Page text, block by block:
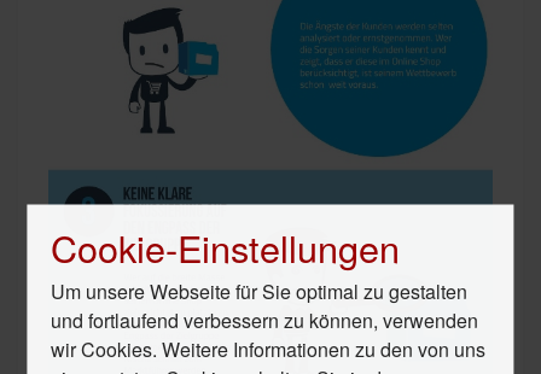
Cookie-Einstellungen
Um unsere Webseite für Sie optimal zu gestalten
und fortlaufend verbessern zu können, verwenden
wir Cookies. Weitere Informationen zu den von uns